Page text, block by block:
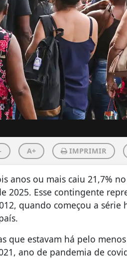
A+ IMPRIMIR
anos ou mais caiu 21,7%
2025. Esse contingente
quando começou a série
que estavam há pelo
ano de pandemia de